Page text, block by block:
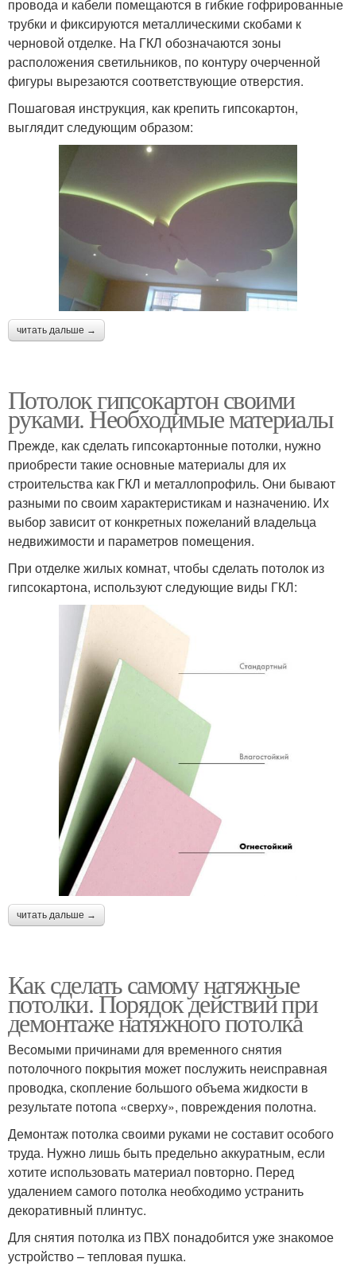
провода и кабели помещаются в гибкие гофрированные
трубки и фиксируются металлическими скобами к
черновой отделке. На ГКЛ обозначаются зоны
расположения светильников, по контуру очерченной
фигуры вырезаются соответствующие отверстия.
Пошаговая инструкция, как крепить гипсокартон,
выглядит следующим образом:
читать дальше →
Потолок гипсокартон своими
руками. Необходимые материалы
Прежде, как сделать гипсокартонные потолки, нужно
приобрести такие основные материалы для их
строительства как ГКЛ и металлопрофиль. Они бывают
разными по своим характеристикам и назначению. Их
выбор зависит от конкретных пожеланий владельца
недвижимости и параметров помещения.
При отделке жилых комнат, чтобы сделать потолок из
гипсокартона, используют следующие виды ГКЛ:
читать дальше →
Как сделать самому натяжные
потолки. Порядок действий при
демонтаже натяжного потолка
Весомыми причинами для временного снятия
потолочного покрытия может послужить неисправная
проводка, скопление большого объема жидкости в
результате потопа «сверху», повреждения полотна.
Демонтаж потолка своими руками не составит особого
труда. Нужно лишь быть предельно аккуратным, если
хотите использовать материал повторно. Перед
удалением самого потолка необходимо устранить
декоративный плинтус.
Для снятия потолка из ПВХ понадобится уже знакомое
устройство – тепловая пушка.